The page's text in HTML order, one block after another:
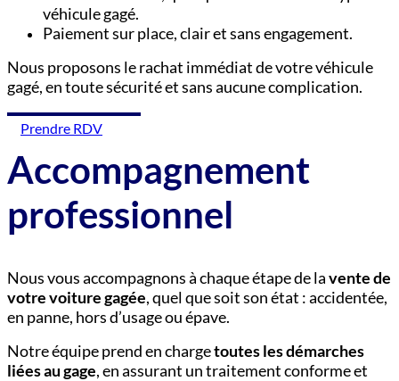
véhicule gagé.
Paiement sur place, clair et sans engagement.
Nous proposons le rachat immédiat de votre véhicule
gagé, en toute sécurité et sans aucune complication.
Prendre RDV
Accompagnement
professionnel
Nous vous accompagnons à chaque étape de lavente de
votre voiture gagée, quel que soit son état : accidentée,
en panne, hors d’usage ou épave.
Notre équipe prend en chargetoutes les démarches
liées au gage, en assurant un traitement conforme et